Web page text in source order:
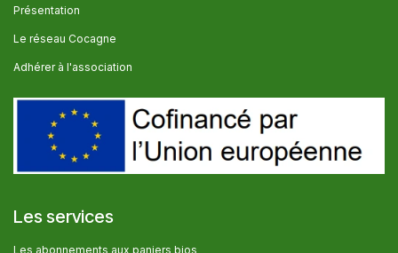
Présentation
Le réseau Cocagne
Adhérer à l'association
Les services
Les abonnem​ents aux paniers bios